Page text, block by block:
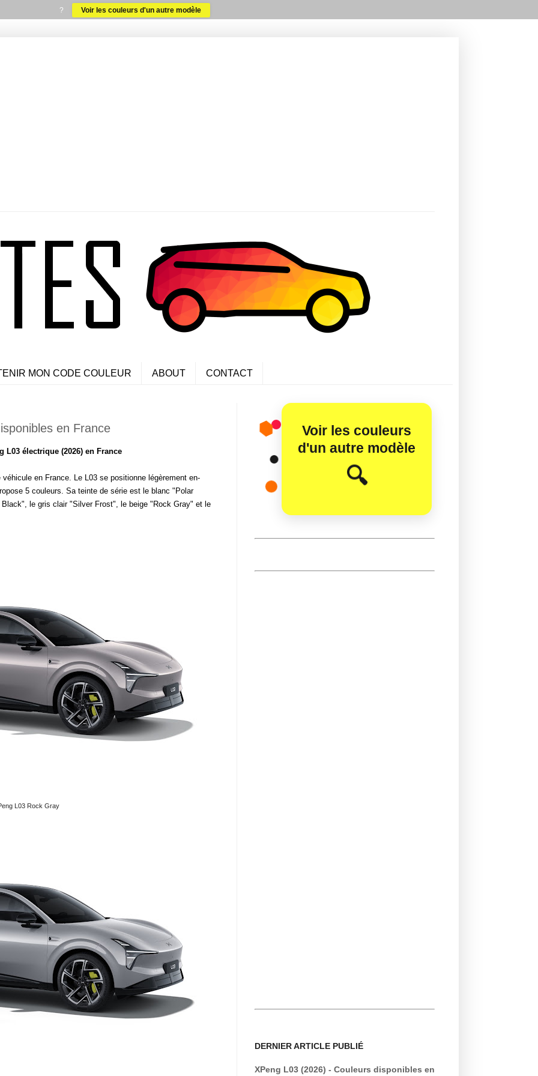
MON CODE COULEUR ABOUT CONTACT
en France
L03 électrique (2026) en France
en France. Le L03 se positionne légèrement en-
5 couleurs. Sa teinte de série est le blanc "Polar
le gris clair "Silver Frost", le beige "Rock Gray" et le
L03 Rock Gray
Voir les couleurs
d'un autre modèle
🔍
DERNIER ARTICLE PUBLIÉ
XPeng L03 (2026) - Couleurs disponibles en
? Voir les couleurs d'un autre modèle